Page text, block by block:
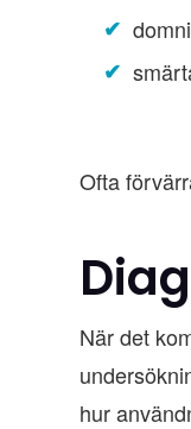
Ofta
När det
hur